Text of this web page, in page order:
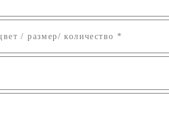
/ размер/ количество *